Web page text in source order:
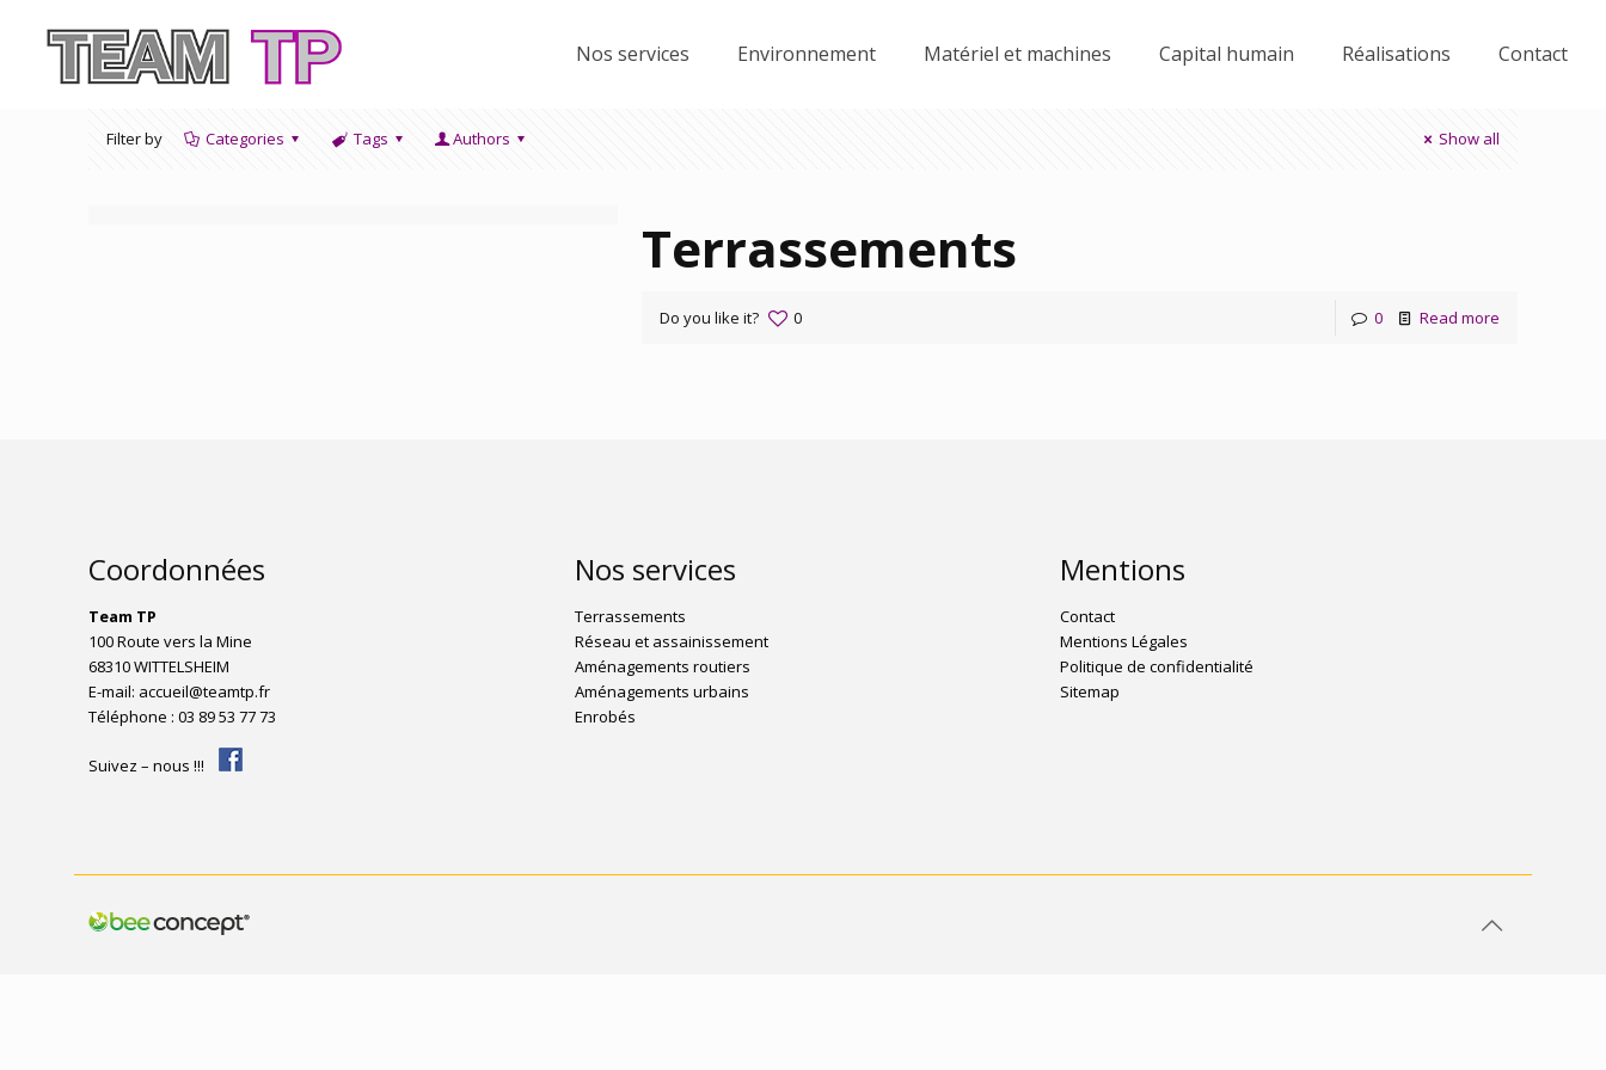
Nos services Environnement Matériel et machines Capital humain Réalisations Contact
Filter by Categories Tags Authors Show all
Terrassements
Do you like it? 0 0 Read more
Coordonnées
Team TP
100 Route vers la Mine
68310 WITTELSHEIM
E-mail: accueil@teamtp.fr
Téléphone : 03 89 53 77 73
Suivez – nous !!!
Nos services
Terrassements
Réseau et assainissement
Aménagements routiers
Aménagements urbains
Enrobés
Mentions
Contact
Mentions Légales
Politique de confidentialité
Sitemap